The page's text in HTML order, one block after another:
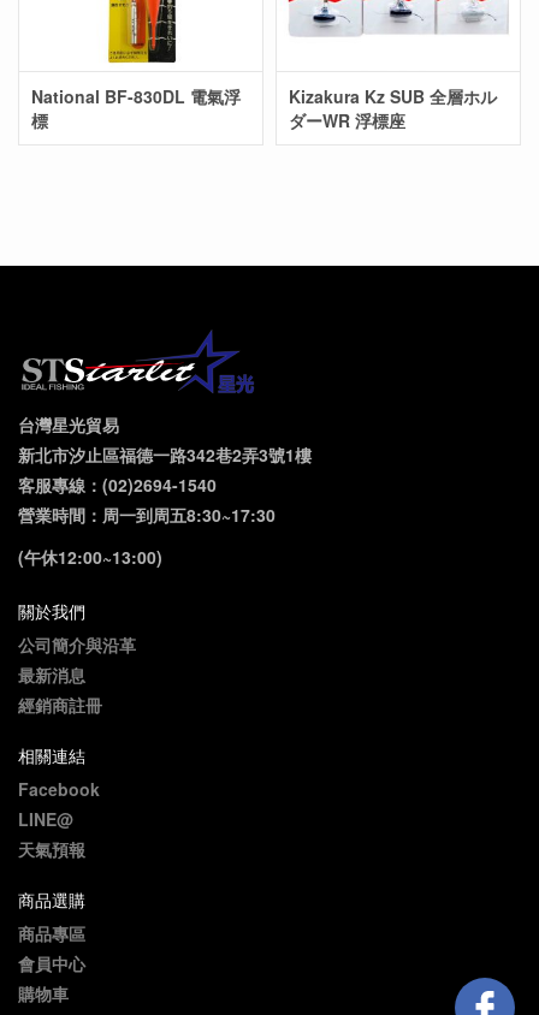
National BF-830DL 電氣浮
標
Kizakura Kz SUB 全層ホル
ダーWR 浮標座
台灣星光貿易
新北市汐止區福德一路342巷2弄3號1樓
客服專線：(02)2694-1540
營業時間：周一到周五8:30~17:30
(午休12:00~13:00)
關於我們
公司簡介與沿革
最新消息
經銷商註冊
相關連結
Facebook
LINE@
天氣預報
商品選購
商品專區
會員中心
購物車